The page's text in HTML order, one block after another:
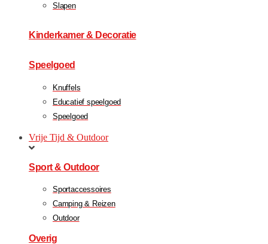
Slapen
Kinderkamer & Decoratie
Speelgoed
Knuffels
Educatief speelgoed
Speelgoed
Vrije Tijd & Outdoor
Sport & Outdoor
Sportaccessoires
Camping & Reizen
Outdoor
Overig